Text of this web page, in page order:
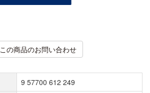
この商品のお問い合わせ
9 57700 612 249